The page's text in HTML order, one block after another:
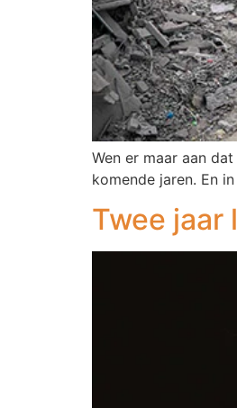
Wen er maar aan
komende jaren. En
Twee jaar